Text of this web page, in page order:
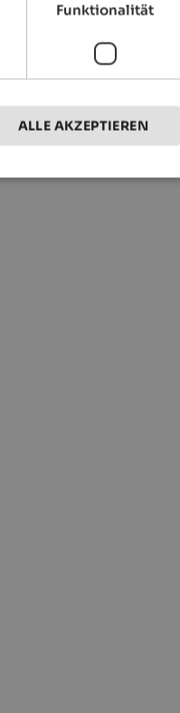
Funktionalität
ALLE AKZEPTIEREN